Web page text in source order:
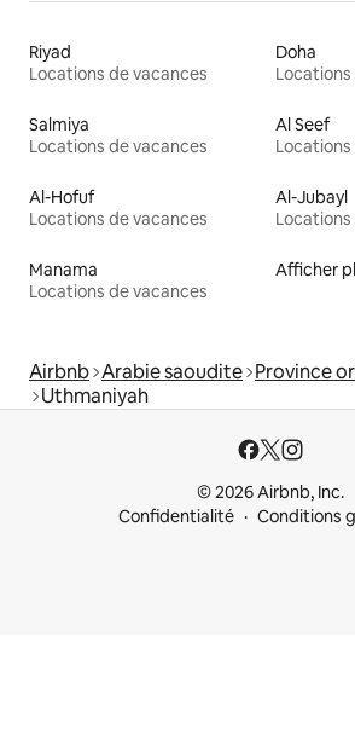
Riyad
Locations de vacances
Doha
Salmiya
Locations de vacances
Al Seef
Al-Hofuf
Locations de vacances
Al-Jubayl
Manama
Locations de vacances
Afficher
Airbnb Arabie saoudite Province
Uthmaniyah
© 2026 Airbnb, Inc.
Confidentialité
Conditions